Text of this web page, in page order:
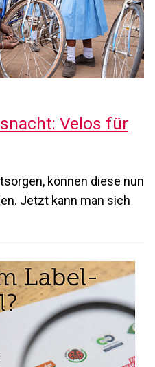
Velos für
können diese nun
Jetzt kann man sich